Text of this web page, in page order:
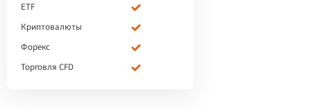
ETF
Криптовалюты
Форекс
Торговля CFD